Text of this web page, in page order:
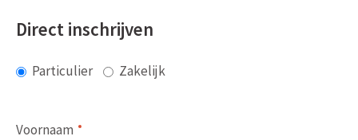
Direct inschrijven
Particulier Zakelijk
Voornaam